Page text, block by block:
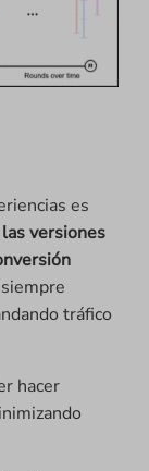
es
versiones
tráfico
hacer